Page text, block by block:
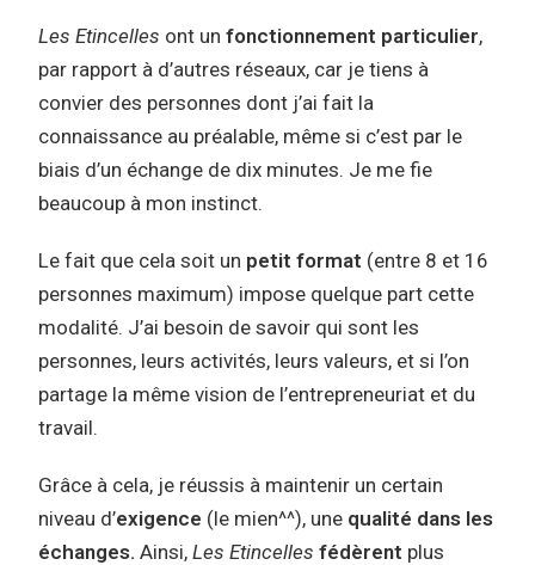
Les Etincelles ont unfonctionnement particulier,
par rapport à d’autres réseaux, car je tiens à
convier des personnes dont j’ai fait la
connaissance au préalable, même si c’est par le
biais d’un échange de dix minutes. Je me fie
beaucoup à mon instinct.
Le fait que cela soit un petit format (entre 8 et 16
personnes maximum) impose quelque part cette
modalité. J’ai besoin de savoir qui sont les
personnes, leurs activités, leurs valeurs, et si l’on
partage la même vision de l’entrepreneuriat et du
travail.
Grâce à cela, je réussis à maintenir un certain
niveau d’exigence (le mien^^), une qualité dans les
échanges.Ainsi,Les Etincelles fédèrent plus